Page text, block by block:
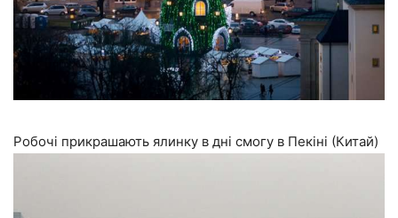
Робочі прикрашають ялинку в дні смогу в Пекіні (Китай)